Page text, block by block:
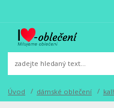
Úvod dámské oblečení